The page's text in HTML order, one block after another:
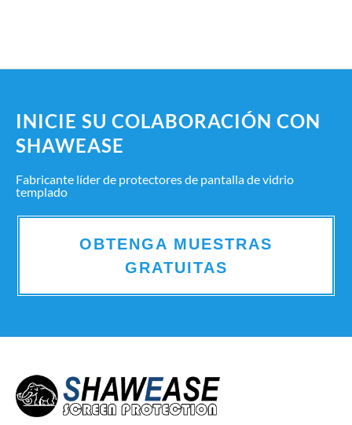
INICIE SU COLABORACIÓN CON
SHAWEASE
Fabricante líder de protectores de pantalla de vidrio
templado
OBTENGA MUESTRAS
GRATUITAS